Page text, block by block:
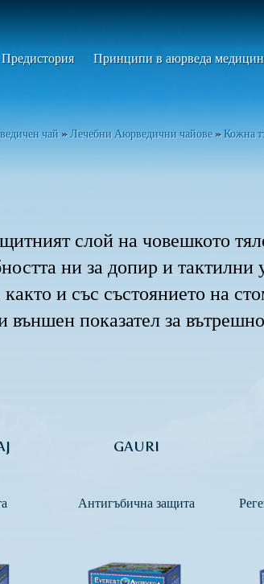
Предистория​ Принципи в аюрведа
чай »Лечебни Аюрведични чайове »Кожна
слой на човешкото
ни за допир и
и със състоянието на
показател за
GAURI
Антигъбична защита